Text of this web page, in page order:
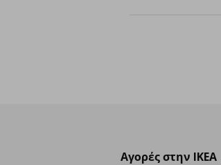
Αγορές στην IKEA